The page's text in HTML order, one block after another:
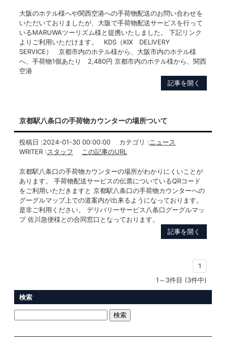
大阪のホテル様へや関西空港への手荷物配送のお問い合わせを
いただいておりましたが、大阪で手荷物配送サービスを行って
いるMARUWAツーリズム様と提携いたしました。 下記リンク
よりご利用いただけます。 KDS（KIX DELIVERY
SERVICE） 京都市内のホテル様から、大阪市内のホテル様
へ、手荷物1個あたり 2,480円 京都市内のホテル様から、関西
空港
記事を開く
京都駅八条口の手荷物カウンターの場所ついて
投稿日 :2024-01-30 00:00:00 カテゴリ :ニュース
WRITER :スタッフ この記事のURL
京都駅八条口の手荷物カウンターの場所がわかりにくいことが
あります。 手荷物配送サービスの伝票についているQRコード
をご利用いただきますと 京都駅八条口の手荷物カウンターへの
グーグルマップ上での道案内が出来るようになっております。
是非ご利用ください。 デリバリーサービス八条口グーグルマッ
プ 佐川急便様との合同窓口となっております。
記事を開く
1
1～3件目 (3件中)
検索